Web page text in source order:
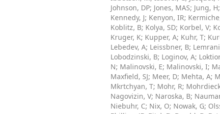
Johnson, DP; Jones, MAS; Jung, H
Kennedy, J; Kenyon, IR;
Koblitz, B; Kolya, SD; Korbel, V;
Kruger, K; Kupper, A; Kuhr, T;
Lebedev, A; Leissbner, B;
Lobodzinski, B; Loginov, A;
N; Malinovski, E; Malinovski, I;
Maxfield, SJ; Meer, D; Mehta, A;
Mkrtchyan, T; Mohr, R;
Nagovizin, V; Naroska, B;
Niebuhr, C; Nix, O; Nowak, G;